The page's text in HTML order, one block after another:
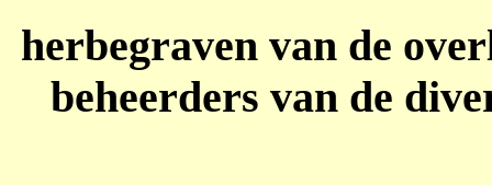
herbegraven van de
beheerders van de